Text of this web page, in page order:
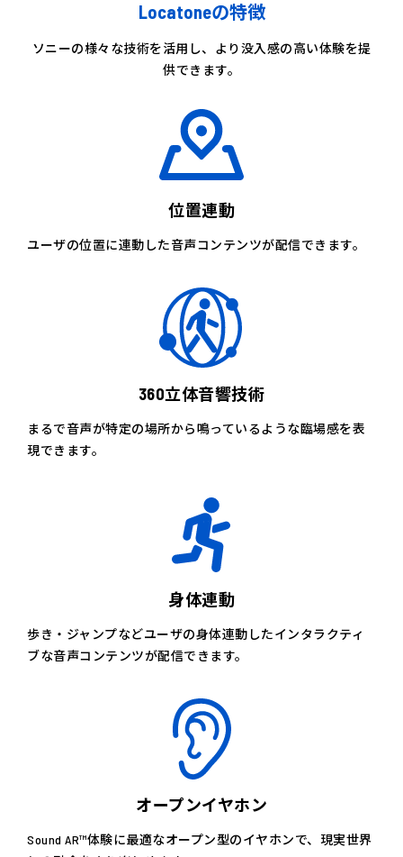
Locatoneの特徴
ソニーの様々な技術を活用し、より没入感の高い体験を提
供できます。
位置連動
ユーザの位置に連動した音声コンテンツが配信できます。
360立体音響技術
まるで音声が特定の場所から鳴っているような臨場感を表
現できます。
身体連動
歩き・ジャンプなどユーザの身体連動したインタラクティ
ブな音声コンテンツが配信できます。
オープンイヤホン
Sound AR™体験に最適なオープン型のイヤホンで、現実世界